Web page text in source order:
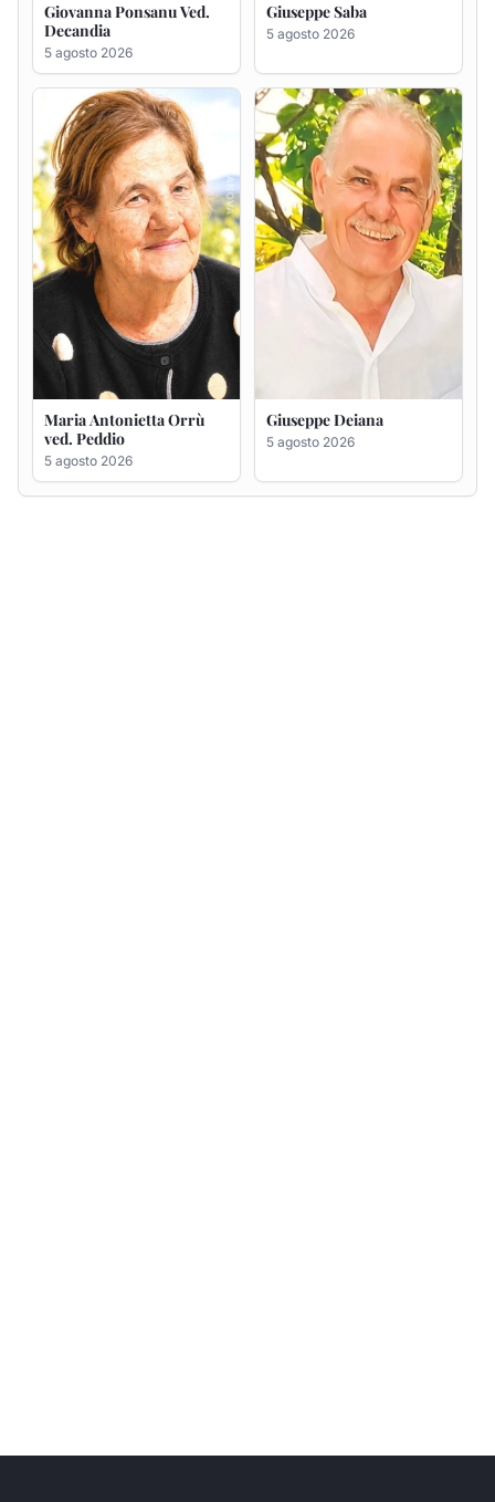
Giovanna Ponsanu Ved.
Decandia
5 agosto 2026
Giuseppe Saba
5 agosto 2026
Maria Antonietta Orrù
ved. Peddio
5 agosto 2026
Giuseppe Deiana
5 agosto 2026